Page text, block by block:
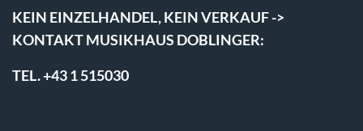
KEIN EINZELHANDEL, KEIN VERKAUF ->
KONTAKT MUSIKHAUS DOBLINGER:
TEL. +43 1 515030